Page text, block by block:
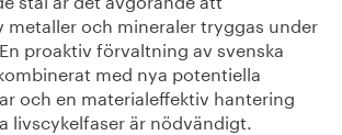
metaller och mineraler tryggas under
proaktiv förvaltning av svenska
med nya potentiella
och en materialeffektiv hantering
livscykelfaser är nödvändigt.